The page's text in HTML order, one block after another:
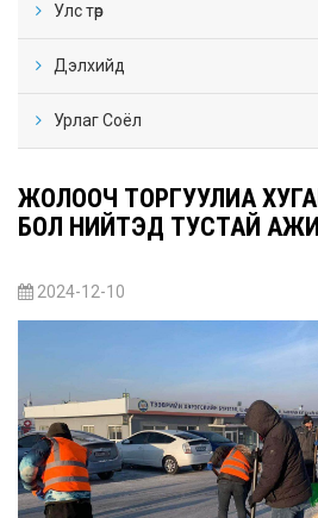
Улс төр
Дэлхийд
Урлаг Соёл
ЖОЛООЧ ТОРГУУЛИА
БОЛ НИЙТЭД ТУСТАЙ
2024-12-10